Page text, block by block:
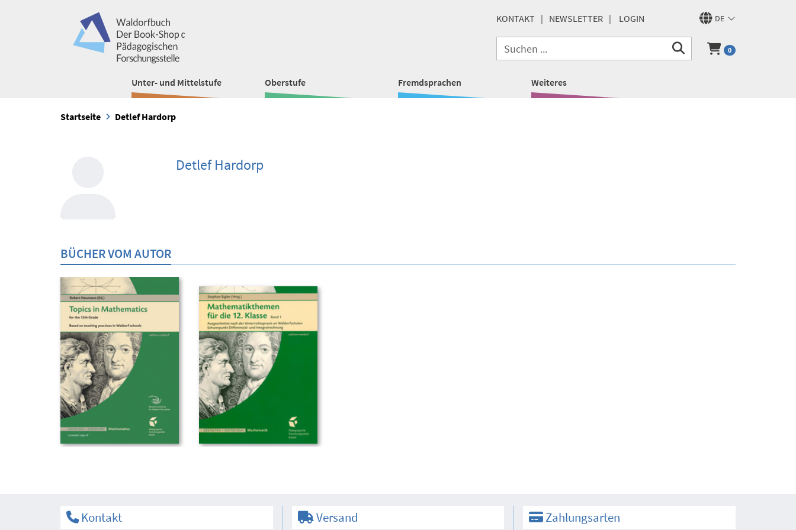
DE
KONTAKT NEWSLETTER LOGIN
0
Unter- und Mittelstufe Oberstufe Fremdsprachen Weiteres
Startseite Detlef Hardorp
Detlef Hardorp
BÜCHER VOM AUTOR
Kontakt Versand Zahlungsarten